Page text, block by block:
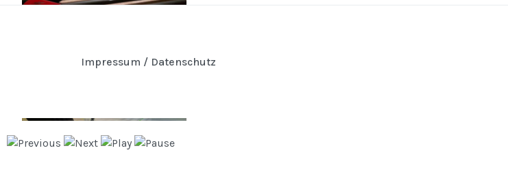
Impressum / Datenschutz